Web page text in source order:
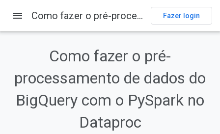
1. Visão geral
2. Introdução ao Apache Spark (opcional)
4. Como acessar o BigQuery pela API BigQuery Storage
5. Como criar um projeto
menu Como fazer o pré-processamento de dados do BigQuery com o PySpark no Dataproc Fazer login
Como fazer o pré-
processamento de dados do
BigQuery com o PySpark no
Dataproc